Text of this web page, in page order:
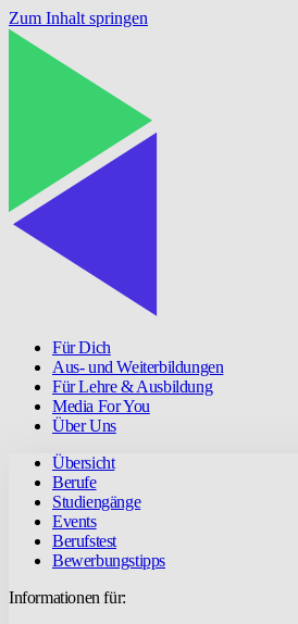
Zum Inhalt springen
Für Dich
Aus- und Weiterbildungen
Für Lehre & Ausbildung
Media For You
Über Uns
Übersicht
Berufe
Studiengänge
Events
Berufstest
Bewerbungstipps
Informationen für: